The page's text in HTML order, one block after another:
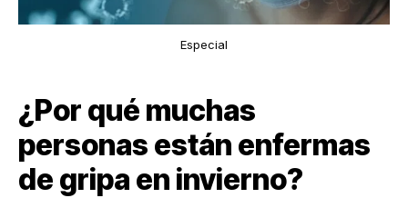
Especial
¿Por qué muchas
personas están enfermas
de gripa en invierno?